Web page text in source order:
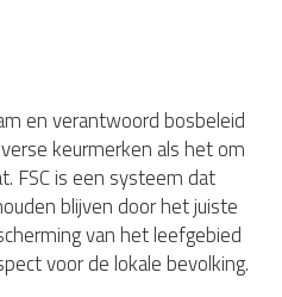
en verantwoord bosbeleid
keurmerken als het om
FSC is een systeem dat
blijven door het juiste
van het leefgebied
voor de lokale bevolking.